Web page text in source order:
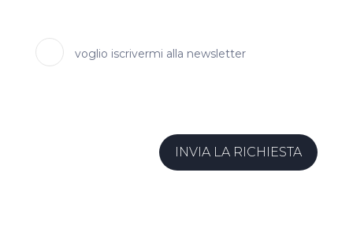
voglio iscrivermi alla newsletter
INVIA LA RICHIESTA